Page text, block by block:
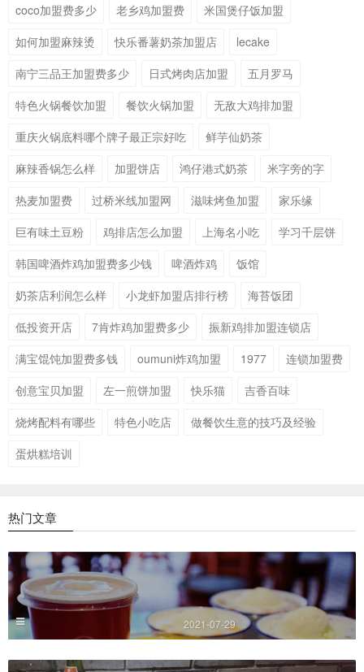
coco加盟费多少
老乡鸡加盟费
米国煲仔饭加盟
如何加盟麻辣烫
快乐番薯奶茶加盟店
lecake
南宁三品王加盟费多少
日式烤肉店加盟
五月罗马
特色火锅餐饮加盟
餐饮火锅加盟
无敌大鸡排加盟
重庆火锅底料哪个牌子最正宗好吃
鲜芋仙奶茶
麻辣香锅怎么样
加盟饼店 鸿仔港式奶茶
米字旁的字
热麦加盟费
过桥米线加盟网 滋味烤鱼加盟
家乐缘
巨有味土豆粉
鸡排店怎么加盟 上海名小吃
学习千层饼
韩国啤酒炸鸡加盟费多少钱
啤酒炸鸡
饭馆
奶茶店利润怎么样
小龙虾加盟店排行榜
海苔饭团
低投资开店
7肯炸鸡加盟费多少
振新鸡排加盟连锁店
满宝馄饨加盟费多钱
oumuni炸鸡加盟 1977
连锁加盟费
创意宝贝加盟
左一煎饼加盟 快乐猫
吉香百味
烧烤配料有哪些
特色小吃店
做餐饮生意的技巧及经验
蛋烘糕培训
热门文章
2021-07-29